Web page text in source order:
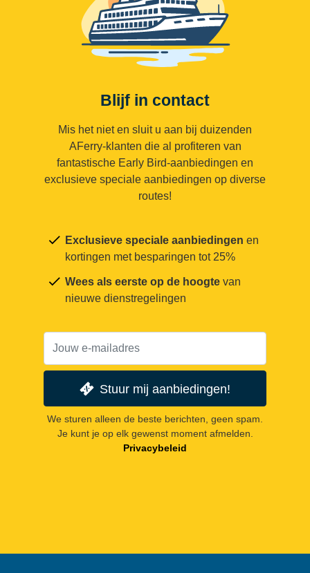
Blijf in contact
Mis het niet en sluit u aan bij duizenden
AFerry-klanten die al profiteren van
fantastische Early Bird-aanbiedingen en
exclusieve speciale aanbiedingen op diverse
routes!
Exclusieve speciale aanbiedingen en
kortingen met besparingen tot 25%
Wees als eerste op de hoogte van
nieuwe dienstregelingen
Stuur mij aanbiedingen!
We sturen alleen de beste berichten, geen spam.
Je kunt je op elk gewenst moment afmelden.
Privacybeleid